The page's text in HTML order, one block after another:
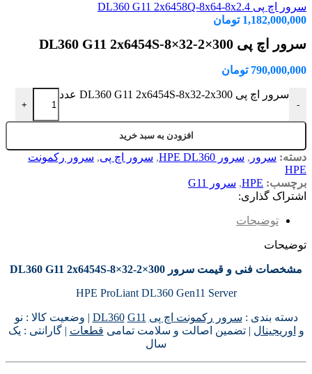
سرور اچ پی DL360 G11 2x6458Q-8x64-8x2.4
1,182,000,000 تومان
سرور اچ پی DL360 G11 2x6454S-8×32-2×300
790,000,000 تومان
-
سرور اچ پی DL360 G11 2x6454S-8x32-2x300 عدد
+
افزودن به سبد خرید
دسته: سرور , سرور HPE DL360 , سرور اچ پی, سرور رکمونت
HPE
برچسب: HPE
, سرور G11
اشتراک گذاری:
توضیحات
توضیحات
مشخصات فنی و قیمت سرور DL360 G11 2x6454S-8×32-2×300
HPE ProLiant DL360 Gen11 Server
دسته بندی : سرور رکمونت اچ پی DL360 G11
| وضعیت کالا : نو
و اوریجینال | تضمین اصالت و سلامت تمامی قطعات | گارانتی : یک
سال